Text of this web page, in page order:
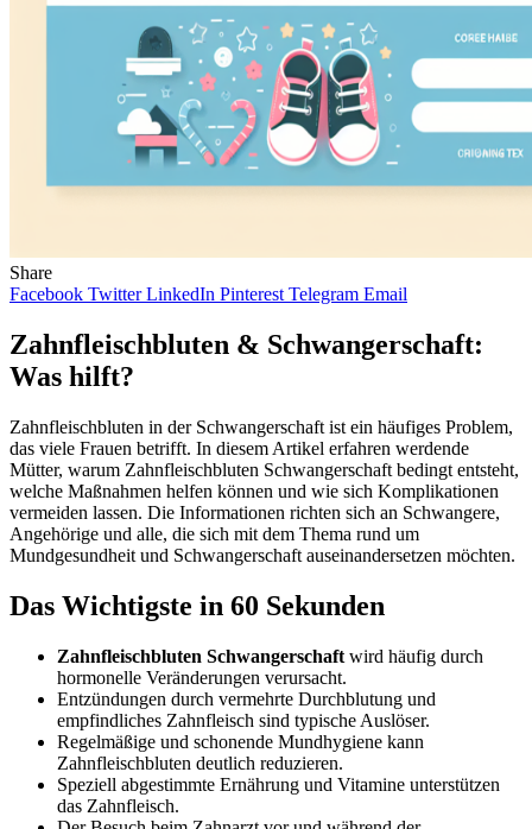
Share
Facebook Twitter LinkedIn Pinterest Telegram Email
Zahnfleischbluten & Schwangerschaft:
Was hilft?
Zahnfleischbluten in der Schwangerschaft ist ein häufiges Problem,
das viele Frauen betrifft. In diesem Artikel erfahren werdende
Mütter, warum Zahnfleischbluten Schwangerschaft bedingt entsteht,
welche Maßnahmen helfen können und wie sich Komplikationen
vermeiden lassen. Die Informationen richten sich an Schwangere,
Angehörige und alle, die sich mit dem Thema rund um
Mundgesundheit und Schwangerschaft auseinandersetzen möchten.
Das Wichtigste in 60 Sekunden
Zahnfleischbluten Schwangerschaft wird häufig durch
hormonelle Veränderungen verursacht.
Entzündungen durch vermehrte Durchblutung und
empfindliches Zahnfleisch sind typische Auslöser.
Regelmäßige und schonende Mundhygiene kann
Zahnfleischbluten deutlich reduzieren.
Speziell abgestimmte Ernährung und Vitamine unterstützen
das Zahnfleisch.